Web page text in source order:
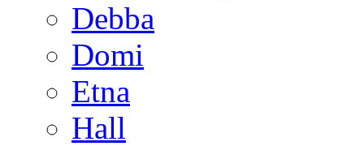
Debba
Domi
Etna
Hall